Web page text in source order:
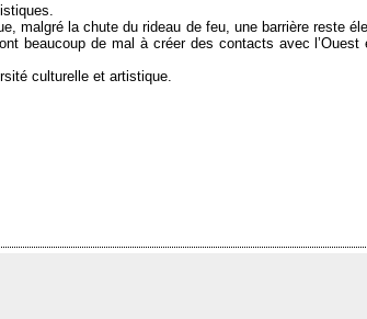
malgré la chute du rideau de feu, une barrière reste
beaucoup de mal à créer des contacts avec
culturelle et artistique.